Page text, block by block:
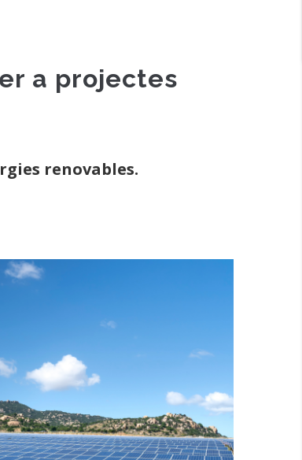
a projectes
renovables.